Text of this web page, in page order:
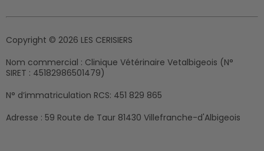
Copyright © 2026 LES CERISIERS
Nom commercial : Clinique Vétérinaire Vetalbigeois (N°
SIRET : 45182986501479)
N° d’immatriculation RCS: 451 829 865
Adresse : 59 Route de Taur 81430 Villefranche-d'Albigeois